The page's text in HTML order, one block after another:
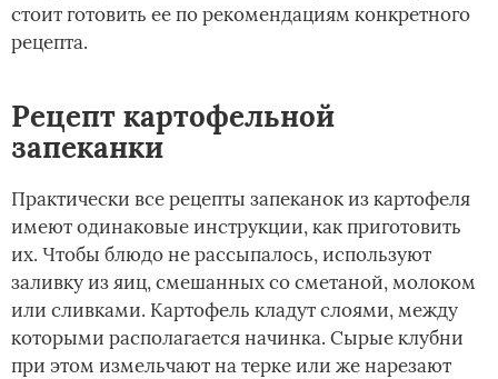
стоит готовить ее по рекомендациям конкретного
рецепта.
Рецепт картофельной
запеканки
Практически все рецепты запеканок из картофеля
имеют одинаковые инструкции, как приготовить
их. Чтобы блюдо не рассыпалось, используют
заливку из яиц, смешанных со сметаной, молоком
или сливками. Картофель кладут слоями, между
которыми располагается начинка. Сырые клубни
при этом измельчают на терке или же нарезают